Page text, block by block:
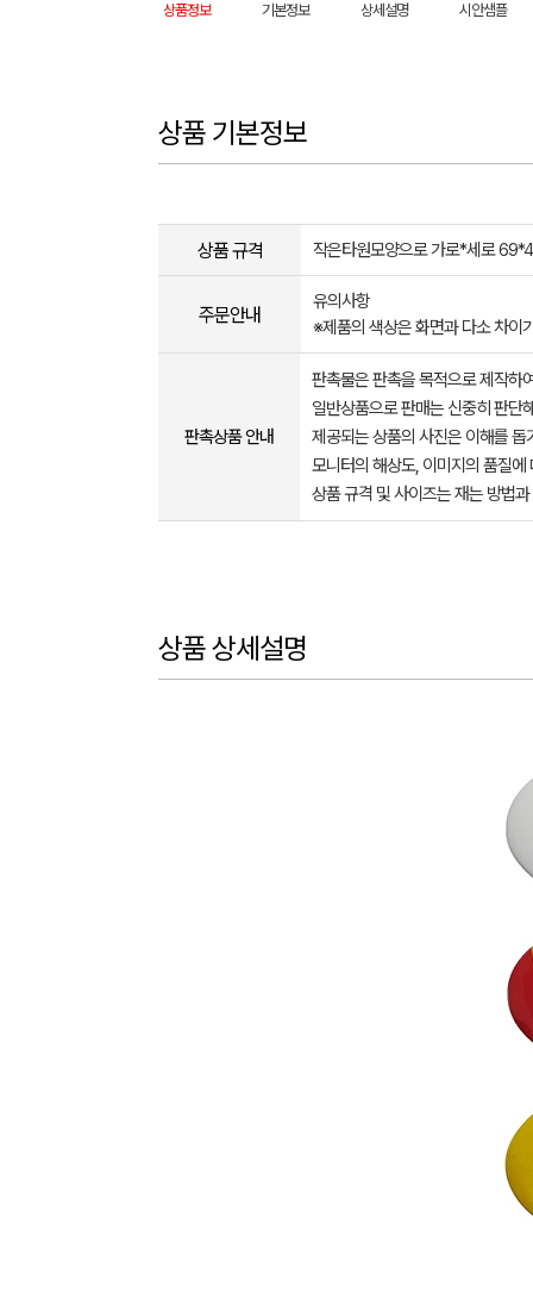
상품정보 기본정보 상세설명 시안샘플
상품 기본정보
상품 규격 작은타원모양으로 가로*세로
주문안내
유의사항
※제품의 색상은 화면과 다소 차이
판촉상품 안내
판촉물은 판촉을 목적으로 제작하
일반상품으로 판매는 신중히 판단
제공되는 상품의 사진은 이해를
모니터의 해상도, 이미지의 품질
상품 규격 및 사이즈는 재는 방법
상품 상세설명